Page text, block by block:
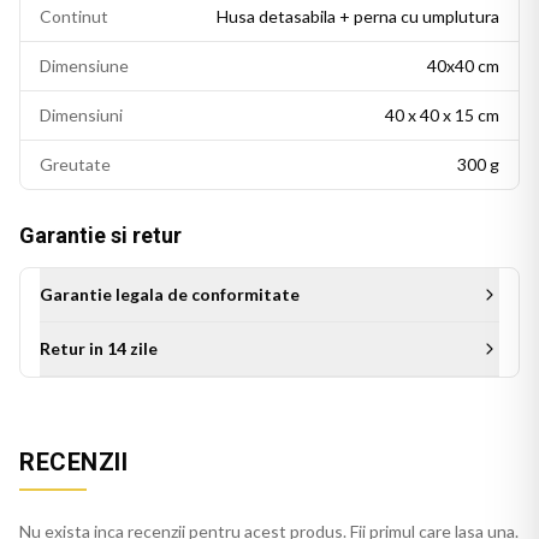
Este potrivita si ca idee de cadou pentru persoanele cu un
Continut Husa detasabila + perna cu umplutura
Dimensiune 40x40 cm
Dimensiuni 40 x 40 x 15 cm
Greutate 300 g
Garantie si retur
Garantie legala de conformitate
Retur in 14 zile
RECENZII
Nu exista inca recenzii pentru acest produs. Fii primul care lasa una.